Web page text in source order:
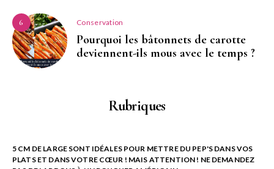
6 Conservation
Pourquoi les bâtonnets de carotte
deviennent-ils mous avec le temps ?
Rubriques
5 CM DE LARGE SONT IDÉALES POUR METTRE DU PEP'S DANS VOS
PLATS ET DANS VOTRE CŒUR ! MAIS ATTENTION ! NE DEMANDEZ